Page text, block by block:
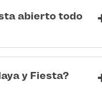
abierto todo
y Fiesta?